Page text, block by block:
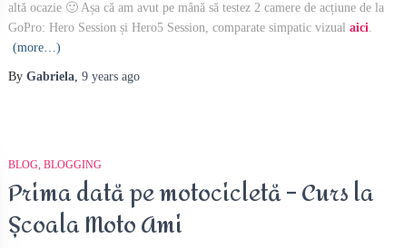
altă ocazie 🙂 Așa că am avut pe mână să testez 2 camere de acțiune de la
GoPro: Hero Session și Hero5 Session, comparate simpatic vizual aici.
(more…)
By Gabriela, 9 years ago
BLOG BLOGGING
Prima dată pe motocicletă – Curs la
Școala Moto Ami